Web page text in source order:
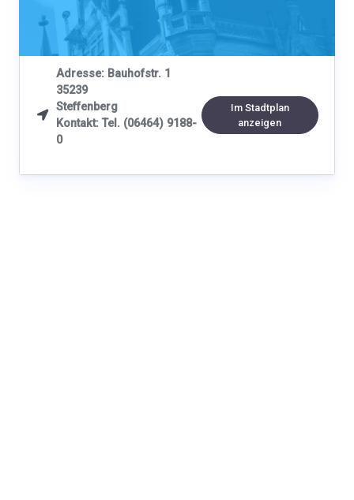

Adresse: Bauhofstr. 1
35239
Steffenberg
Kontakt: Tel. (06464) 9188-
0
Im Stadtplan
anzeigen